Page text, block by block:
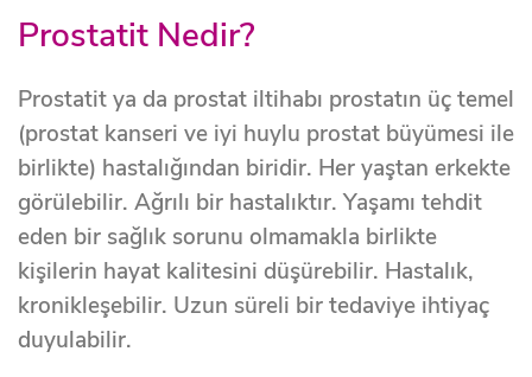
Prostatit Nedir?
Prostatit ya da prostat iltihabı prostatın üç temel
(prostat kanseri ve iyi huylu prostat büyümesi ile
birlikte) hastalığından biridir. Her yaştan erkekte
görülebilir. Ağrılı bir hastalıktır. Yaşamı tehdit
eden bir sağlık sorunu olmamakla birlikte
kişilerin hayat kalitesini düşürebilir. Hastalık,
kronikleşebilir. Uzun süreli bir tedaviye ihtiyaç
duyulabilir.